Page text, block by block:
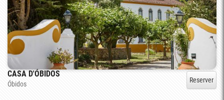
CASA D'ÓBIDOS
Óbidos Reserver